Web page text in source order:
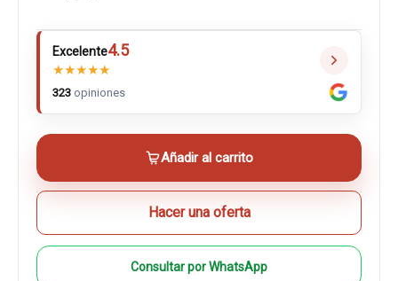
Excelente4.5
★★★★★
323 opiniones
Añadir al carrito
Hacer una oferta
Consultar por WhatsApp